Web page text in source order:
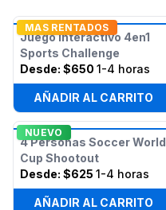
MAS RENTADOS
Juego Interactivo 4en1
Sports Challenge
Desde: $650 1-4 horas
AÑADIR AL CARRITO
NUEVO
4 Personas Soccer World
Cup Shootout
Desde: $625 1-4 horas
AÑADIR AL CARRITO